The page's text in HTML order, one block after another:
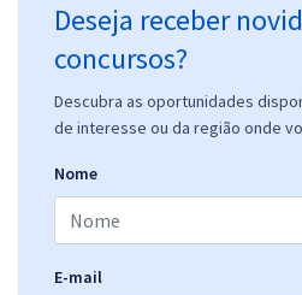
Deseja receber
concursos?
Descubra as oportunidades
de interesse ou da região onde
Nome
E-mail